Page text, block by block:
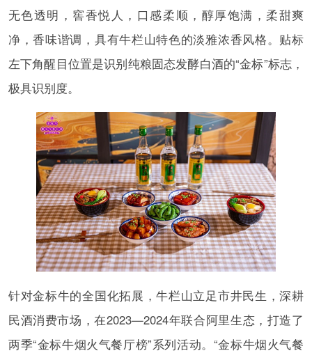
无色透明，窖香悦人，口感柔顺，醇厚饱满，柔甜爽
净，香味谐调，具有牛栏山特色的淡雅浓香风格。贴标
左下角醒目位置是识别纯粮固态发酵白酒的“金标”标志，
极具识别度。
针对金标牛的全国化拓展，牛栏山立足市井民生，深耕
民酒消费市场，在2023—2024年联合阿里生态，打造了
两季“金标牛烟火气餐厅榜”系列活动。“金标牛烟火气餐